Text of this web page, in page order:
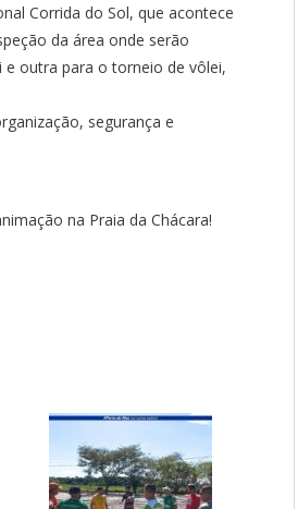
Corrida do Sol, que acontece
da área onde serão
outra para o torneio de vôlei,
segurança e
na Praia da Chácara!